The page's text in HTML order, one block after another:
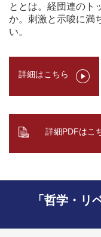
ととは。経団連のト
か。刺激と示唆に満
い。
詳細はこちら
詳細PDFはこ
「哲学・リ